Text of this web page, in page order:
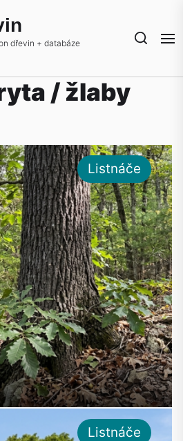
dřevin + databáze
/ žlaby
Listnáče
Listnáče